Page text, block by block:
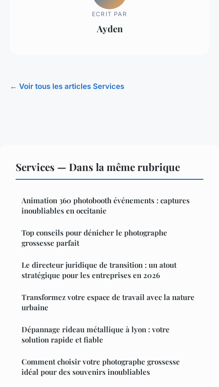
ECRIT PAR
Ayden
← Voir tous les articles Services
Services — Dans la même rubrique
Animation 360 photobooth événements : captures
inoubliables en occitanie
Top conseils pour dénicher le photographe
grossesse parfait
Le directeur juridique de transition : un atout
stratégique pour les entreprises en 2026
Transformez votre espace de travail avec la nature
urbaine
Dépannage rideau métallique à lyon : votre
solution rapide et fiable
Comment choisir votre photographe grossesse
idéal pour des souvenirs inoubliables